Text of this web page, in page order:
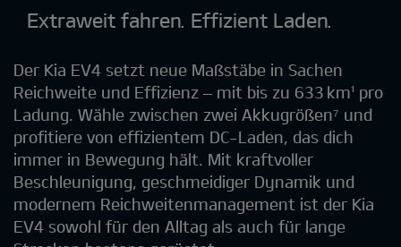
Extraweit fahren. Effizient Laden.
Der Kia EV4 setzt neue Maßstäbe in Sachen
Reichweite und Effizienz – mit bis zu 633 km¹ pro
Ladung. Wähle zwischen zwei Akkugrößen⁷ und
profitiere von effizientem DC-Laden, das dich
immer in Bewegung hält. Mit kraftvoller
Beschleunigung, geschmeidiger Dynamik und
modernem Reichweitenmanagement ist der Kia
EV4 sowohl für den Alltag als auch für lange